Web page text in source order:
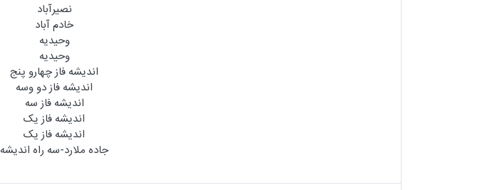
نصیرآباد
خادم آباد
وحیدیه
وحیدیه
اندیشه فاز چهارو پنج
اندیشه فاز دو وسه
اندیشه فاز سه
اندیشه فاز یک
اندیشه فاز یک
جاده ملارد-سه راه اندیشه